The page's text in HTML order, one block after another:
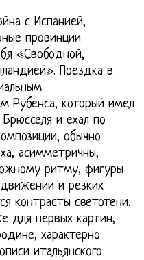
с Испанией,
провинции
«Свободной,
Поездка в
Рубенса, который имел
и ехал по
обычно
асимметричны,
ритму, фигуры
и резких
контрасты светотени.
для первых картин,
характерно
итальянского